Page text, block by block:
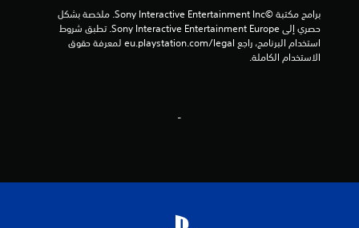
الاستخدام الكاملة.
-